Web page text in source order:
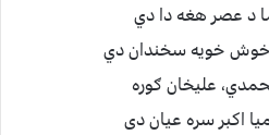
د عصر هغه دا دي
خويه سخندان دي
عليخان ګوره
اكبر سره عيان دى